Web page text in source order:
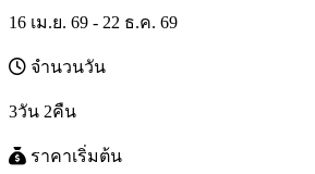
16 เม.ย. 69 - 22 ธ.ค. 69
จำนวนวัน
3วัน 2คืน
ราคาเริ่มต้น